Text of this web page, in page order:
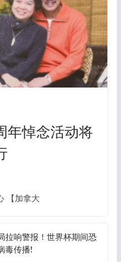
年悼念活动将
【加拿大
拉响警报！世界杯期间恐
毒传播!